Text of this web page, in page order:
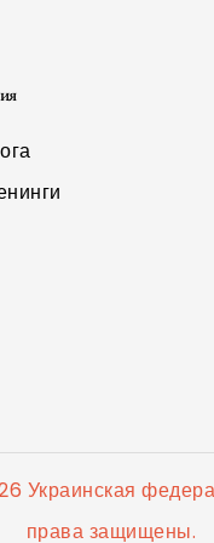
Украинская
права защищены.